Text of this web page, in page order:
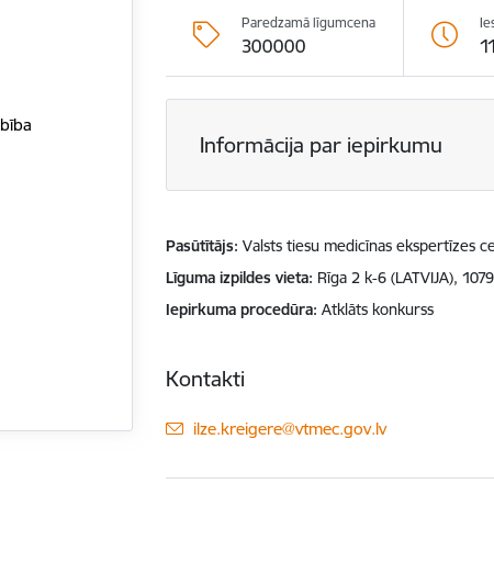
Paredzamā līgumcena
300000
Informācija par iepirkumu
Pasūtītājs Valsts tiesu medicīnas ekspertīzes
Līguma izpildes vieta Rīga 2 k-6 (LATVIJA), 1079
Iepirkuma procedūra Atklāts konkurss
Kontakti
E-pasts:
ilze.kreigere@vtmec.gov.lv